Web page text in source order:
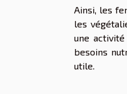
Ainsi, les
les
une
besoins
utile.